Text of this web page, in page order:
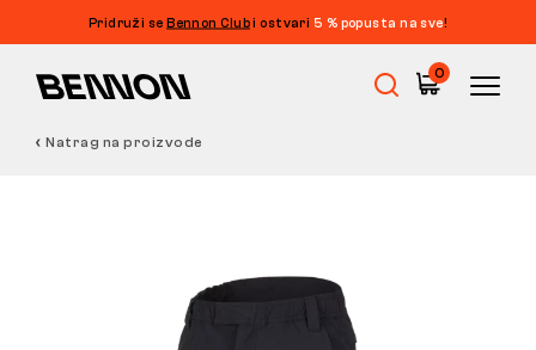
Pridruži seBennon Clubi ostvari 5 % popusta na sve!
0
Natrag na proizvode